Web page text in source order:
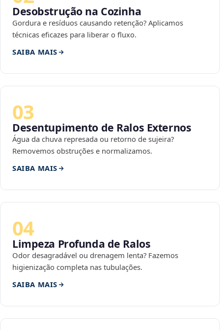
Desobstrução na Cozinha
Gordura e resíduos causando retenção? Aplicamos
técnicas eficazes para liberar o fluxo.
SAIBA MAIS
03
Desentupimento de Ralos Externos
Água da chuva represada ou retorno de sujeira?
Removemos obstruções e normalizamos.
SAIBA MAIS
04
Limpeza Profunda de Ralos
Odor desagradável ou drenagem lenta? Fazemos
higienização completa nas tubulações.
SAIBA MAIS